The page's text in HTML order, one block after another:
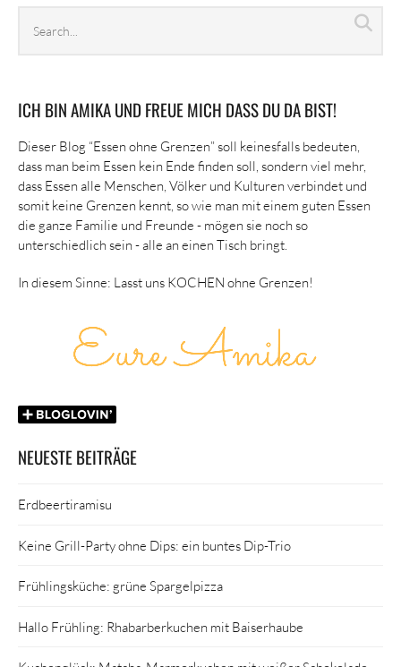
archives
ICH BIN AMIKA UND FREUE MICH DASS DU DA BIST!
Dieser Blog “Essen ohne Grenzen” soll keinesfalls bedeuten,
dass man beim Essen kein Ende finden soll, sondern viel mehr,
dass Essen alle Menschen, Völker und Kulturen verbindet und
somit keine Grenzen kennt, so wie man mit einem guten Essen
die ganze Familie und Freunde - mögen sie noch so
unterschiedlich sein - alle an einen Tisch bringt.
In diesem Sinne: Lasst uns KOCHEN ohne Grenzen!
NEUESTE BEITRÄGE
Erdbeertiramisu
Keine Grill-Party ohne Dips: ein buntes Dip-Trio
Frühlingsküche: grüne Spargelpizza
Hallo Frühling: Rhabarberkuchen mit Baiserhaube